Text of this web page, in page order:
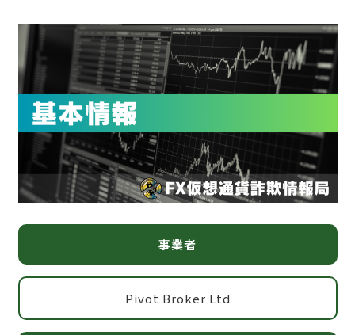
事業者
Pivot Broker Ltd